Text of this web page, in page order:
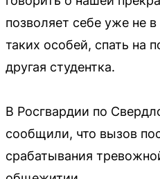
позволяет себе уже не
таких особей, спать на
другая студентка.
В Росгвардии по
сообщили, что вызов
срабатывания